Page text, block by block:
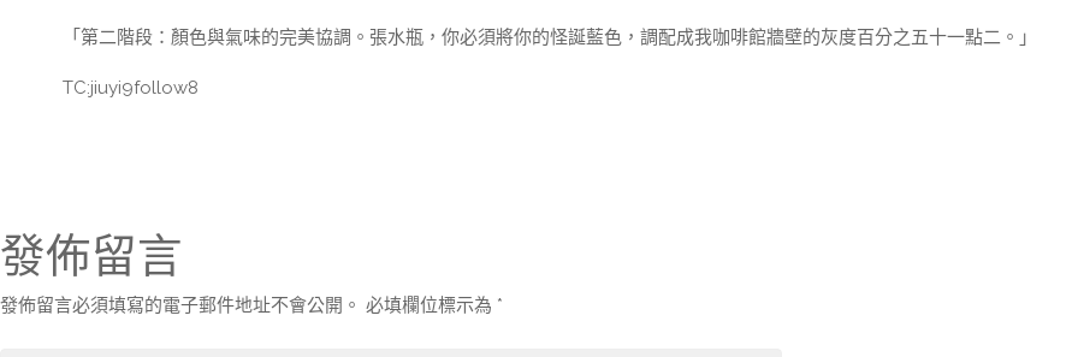
「第二階段：顏色與氣味的完美協調。張水瓶，你必須將你的怪誕藍色，調配成我咖啡館牆壁的灰度百分之五十一點二。」
TC:jiuyi9follow8
發佈留言
發佈留言必須填寫的電子郵件地址不會公開。 必填欄位標示為 *